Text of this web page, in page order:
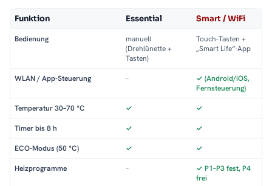
Funktion Essential Smart / WiFi
Bedienung
manuell
(Drehlünette +
Tasten)
Touch-Tasten +
„Smart Life“-App
WLAN / App-Steuerung –
✓ (Android/iOS,
Fernsteuerung)
Temperatur 30–70 °C ✓ ✓
Timer bis 8 h ✓ ✓
ECO-Modus (50 °C) ✓ ✓
Heizprogramme –
✓ P1–P3 fest, P4
frei